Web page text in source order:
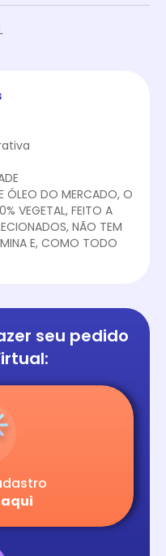
ÓLEO DO MERCADO, O
VEGETAL, FEITO A
NÃO TEM
E, COMO TODO
seu pedido